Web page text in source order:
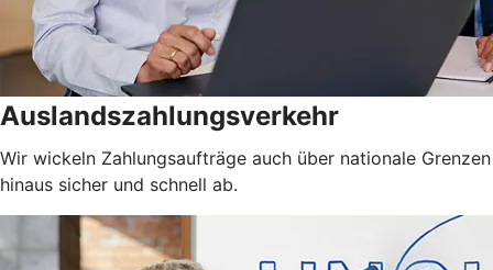
Auslandszahlungsverkehr
Wir wickeln Zahlungsaufträge auch über nationale Grenzen
hinaus sicher und schnell ab.